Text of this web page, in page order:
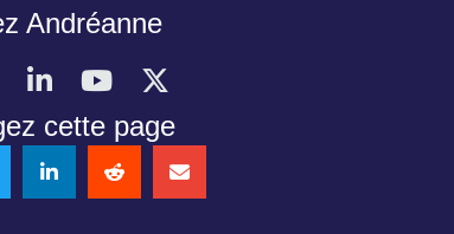
Andréanne
cette page